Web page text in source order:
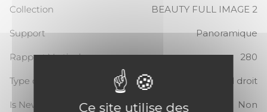
Collection BEAUTY FULL IMAGE 2
Support Panoramique
Rapport Vertical 280
Type de raccord Raccord droit
Is New Non
Ce site utilise des